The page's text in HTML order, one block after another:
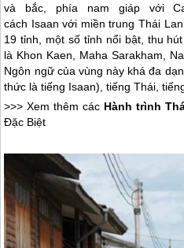
và bắc, phía nam giáp với
cách Isaan với miền trung Thái Lan
19 tỉnh, một số tỉnh nổi bật, thu
là Khon Kaen, Maha Sarakham,
Ngôn ngữ của vùng này khá đa
thức là tiếng Isaan), tiếng Thái,
>>> Xem thêm các Hành trình
Đặc Biệt